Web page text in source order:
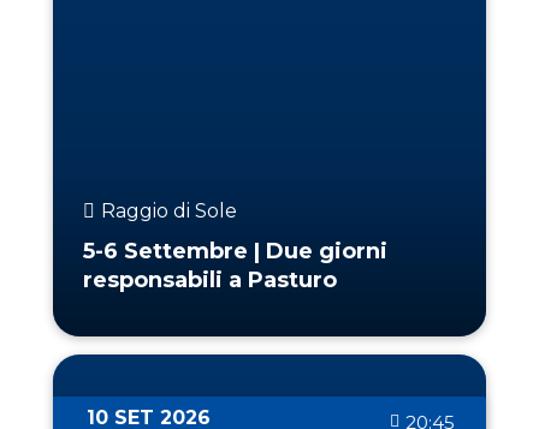
Raggio di Sole
5-6 Settembre | Due giorni
responsabili a Pasturo
10 SET 2026 20:45